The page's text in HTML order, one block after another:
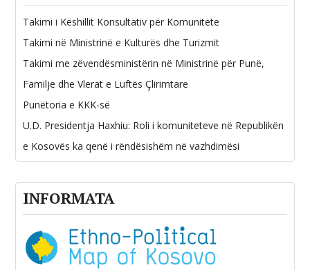
Takimi i Këshillit Konsultativ për Komunitete
Takimi në Ministrinë e Kulturës dhe Turizmit
Takimi me zëvendësministërin në Ministrinë për Punë,
Familje dhe Vlerat e Luftës Çlirimtare
Punëtoria e KKK-së
U.D. Presidentja Haxhiu: Roli i komuniteteve në Republikën
e Kosovës ka qenë i rëndësishëm në vazhdimësi
INFORMATA